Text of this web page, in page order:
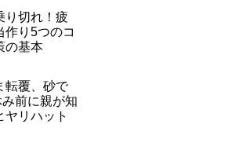
り切れ！疲
作り5つのコ
の基本
転覆、砂で
前に親が知
ヤリハット